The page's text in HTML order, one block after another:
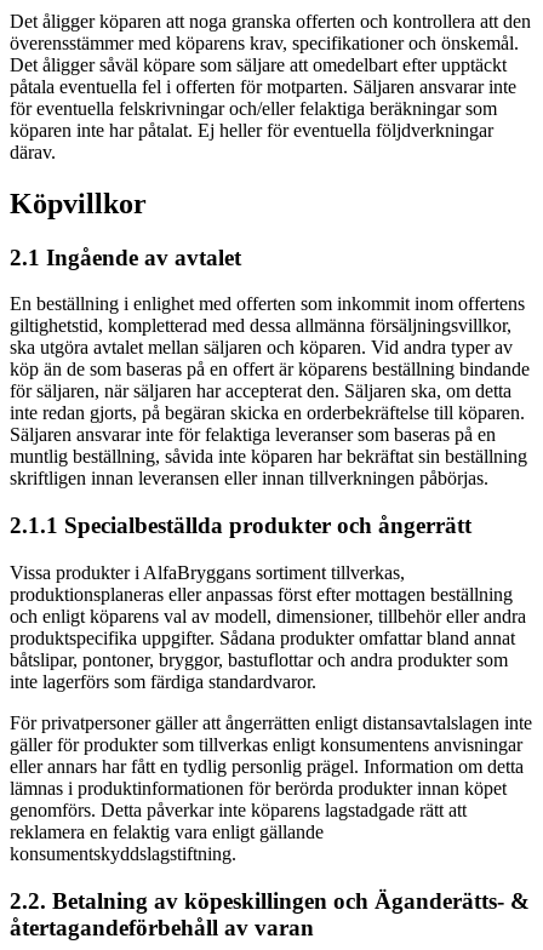
Det åligger köparen att noga granska offerten och kontrollera att den
överensstämmer med köparens krav, specifikationer och önskemål.
Det åligger såväl köpare som säljare att omedelbart efter upptäckt
påtala eventuella fel i offerten för motparten. Säljaren ansvarar inte
för eventuella felskrivningar och/eller felaktiga beräkningar som
köparen inte har påtalat. Ej heller för eventuella följdverkningar
därav.
Köpvillkor
2.1 Ingående av avtalet
En beställning i enlighet med offerten som inkommit inom offertens
giltighetstid, kompletterad med dessa allmänna försäljningsvillkor,
ska utgöra avtalet mellan säljaren och köparen. Vid andra typer av
köp än de som baseras på en offert är köparens beställning bindande
för säljaren, när säljaren har accepterat den. Säljaren ska, om detta
inte redan gjorts, på begäran skicka en orderbekräftelse till köparen.
Säljaren ansvarar inte för felaktiga leveranser som baseras på en
muntlig beställning, såvida inte köparen har bekräftat sin beställning
skriftligen innan leveransen eller innan tillverkningen påbörjas.
2.1.1 Specialbeställda produkter och ångerrätt
Vissa produkter i AlfaBryggans sortiment tillverkas,
produktionsplaneras eller anpassas först efter mottagen beställning
och enligt köparens val av modell, dimensioner, tillbehör eller andra
produktspecifika uppgifter. Sådana produkter omfattar bland annat
båtslipar, pontoner, bryggor, bastuflottar och andra produkter som
inte lagerförs som färdiga standardvaror.
För privatpersoner gäller att ångerrätten enligt distansavtalslagen inte
gäller för produkter som tillverkas enligt konsumentens anvisningar
eller annars har fått en tydlig personlig prägel. Information om detta
lämnas i produktinformationen för berörda produkter innan köpet
genomförs. Detta påverkar inte köparens lagstadgade rätt att
reklamera en felaktig vara enligt gällande
konsumentskyddslagstiftning.
2.2. Betalning av köpeskillingen och Äganderätts- &
återtagandeförbehåll av varan